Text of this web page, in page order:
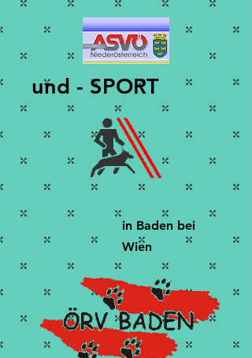
und - ​ SPORT​
in Baden bei
Wien